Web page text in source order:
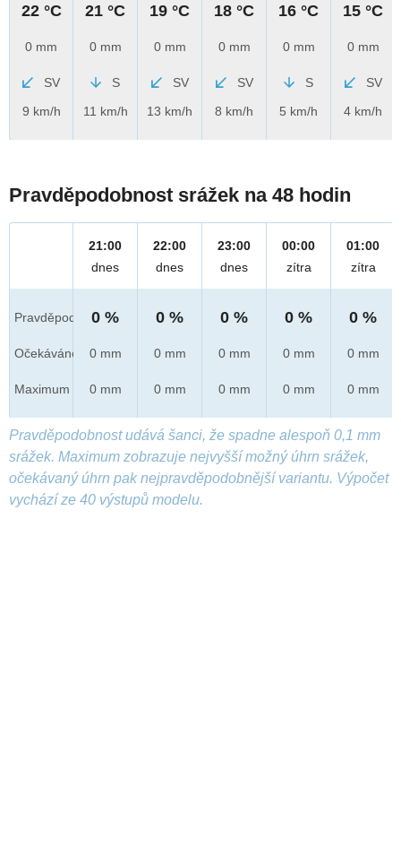
22 °C
0 mm
SV
9 km/h
21 °C
0 mm
S
11 km/h
19 °C
0 mm
SV
13 km/h
18 °C
0 mm
SV
8 km/h
16 °C
0 mm
S
5 km/h
15 °C
0 mm
SV
4 km/h
Pravděpodobnost srážek na 48 hodin
Pravděpod.
Očekáváno
Maximum
21:00
dnes
0 %
0 mm
0 mm
22:00
dnes
0 %
0 mm
0 mm
23:00
dnes
0 %
0 mm
0 mm
00:00
zítra
0 %
0 mm
0 mm
01:00
zítra
0 %
0 mm
0 mm
Pravděpodobnost udává šanci, že spadne alespoň 0,1 mm
srážek. Maximum zobrazuje nejvyšší možný úhrn srážek,
očekávaný úhrn pak nejpravděpodobnější variantu. Výpočet
vychází ze 40 výstupů modelu.